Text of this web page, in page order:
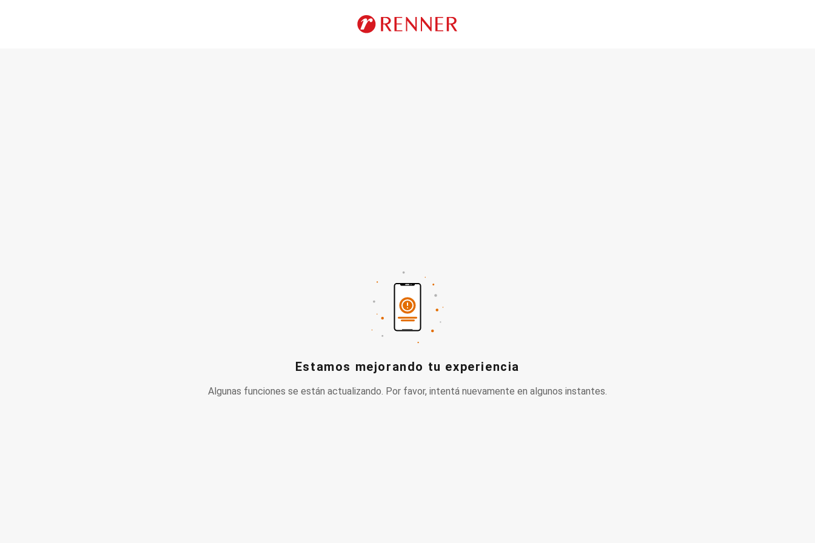
Estamos mejorando tu experiencia
Algunas funciones se están actualizando. Por favor, intentá nuevamente en algunos instantes.